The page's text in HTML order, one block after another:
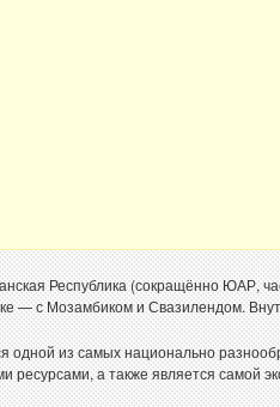
Республика (сокращённо ЮАР,
— с Мозамбиком и Свазилендом.
одной из самых национально
ресурсами, а также является самой